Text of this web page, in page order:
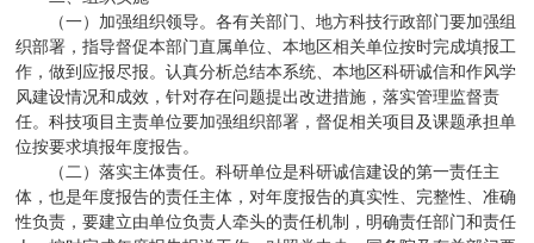
（一）加强组织领导。各有关部门、地方科技行政部门要加强组
织部署，指导督促本部门直属单位、本地区相关单位按时完成填报工
作，做到应报尽报。认真分析总结本系统、本地区科研诚信和作风学
风建设情况和成效，针对存在问题提出改进措施，落实管理监督责
任。科技项目主责单位要加强组织部署，督促相关项目及课题承担单
位按要求填报年度报告。
（二）落实主体责任。科研单位是科研诚信建设的第一责任主
体，也是年度报告的责任主体，对年度报告的真实性、完整性、准确
性负责，要建立由单位负责人牵头的责任机制，明确责任部门和责任